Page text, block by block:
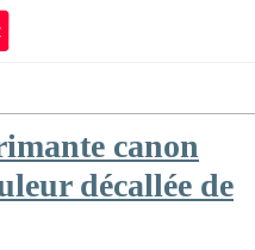
canon
décallée de